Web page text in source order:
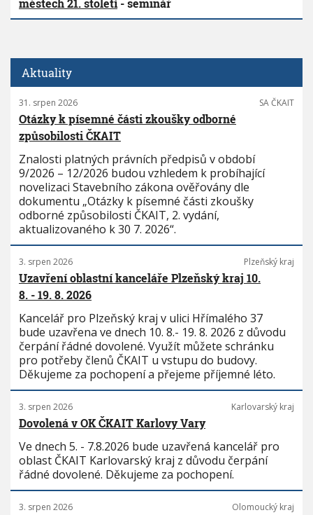
městech 21. století- seminář
Aktuality
31. srpen 2026 SA ČKAIT
Otázky k písemné části zkoušky odborné
způsobilosti ČKAIT
Znalosti platných právních předpisů v období
9/2026 – 12/2026 budou vzhledem k probíhající
novelizaci Stavebního zákona ověřovány dle
dokumentu „Otázky k písemné části zkoušky
odborné způsobilosti ČKAIT, 2. vydání,
aktualizovaného k 30 7. 2026“.
3. srpen 2026 Plzeňský kraj
Uzavření oblastní kanceláře Plzeňský kraj 10.
8. - 19. 8. 2026
Kancelář pro Plzeňský kraj v ulici Hřímalého 37
bude uzavřena ve dnech 10. 8.- 19. 8. 2026 z důvodu
čerpání řádné dovolené. Využít můžete schránku
pro potřeby členů ČKAIT u vstupu do budovy.
Děkujeme za pochopení a přejeme příjemné léto.
3. srpen 2026 Karlovarský kraj
Dovolená v OK ČKAIT Karlovy Vary
Ve dnech 5. - 7.8.2026 bude uzavřená kancelář pro
oblast ČKAIT Karlovarský kraj z důvodu čerpání
řádné dovolené. Děkujeme za pochopení.
3. srpen 2026 Olomoucký kraj